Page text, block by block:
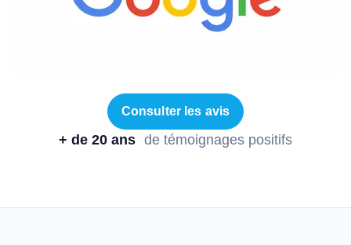
Consulter les avis
+ de 20 ans de témoignages positifs